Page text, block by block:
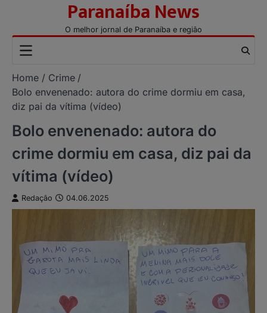
content
Paranaíba News
O melhor jornal de Paranaíba e região
Home
Crime
Bolo envenenado: autora do crime dormiu em casa,
diz pai da vítima (vídeo)
Bolo envenenado: autora do
crime dormiu em casa, diz pai da
vítima (vídeo)
Redação 04.06.2025